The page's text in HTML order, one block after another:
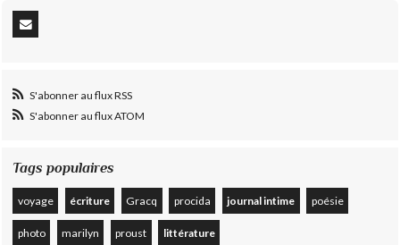
S'abonner au flux RSS
S'abonner au flux ATOM
Tags populaires
voyage écriture Gracq procida journal intime poésie
photo marilyn proust littérature